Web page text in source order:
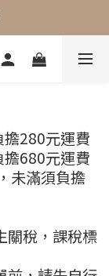
280元運費
680元運費
未滿須負擔
關稅，課稅標